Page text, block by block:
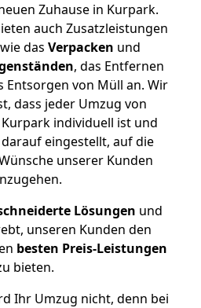
Zuhause in Kurpark.
auch Zusatzleistungen
das Verpacken und
, das Entfernen
Entsorgen von Müll an. Wir
dass jeder Umzug von
individuell ist und
eingestellt, auf die
unserer Kunden
Lösungen und
unseren Kunden den
besten Preis-Leistungen
bieten.
Ihr Umzug nicht, denn bei